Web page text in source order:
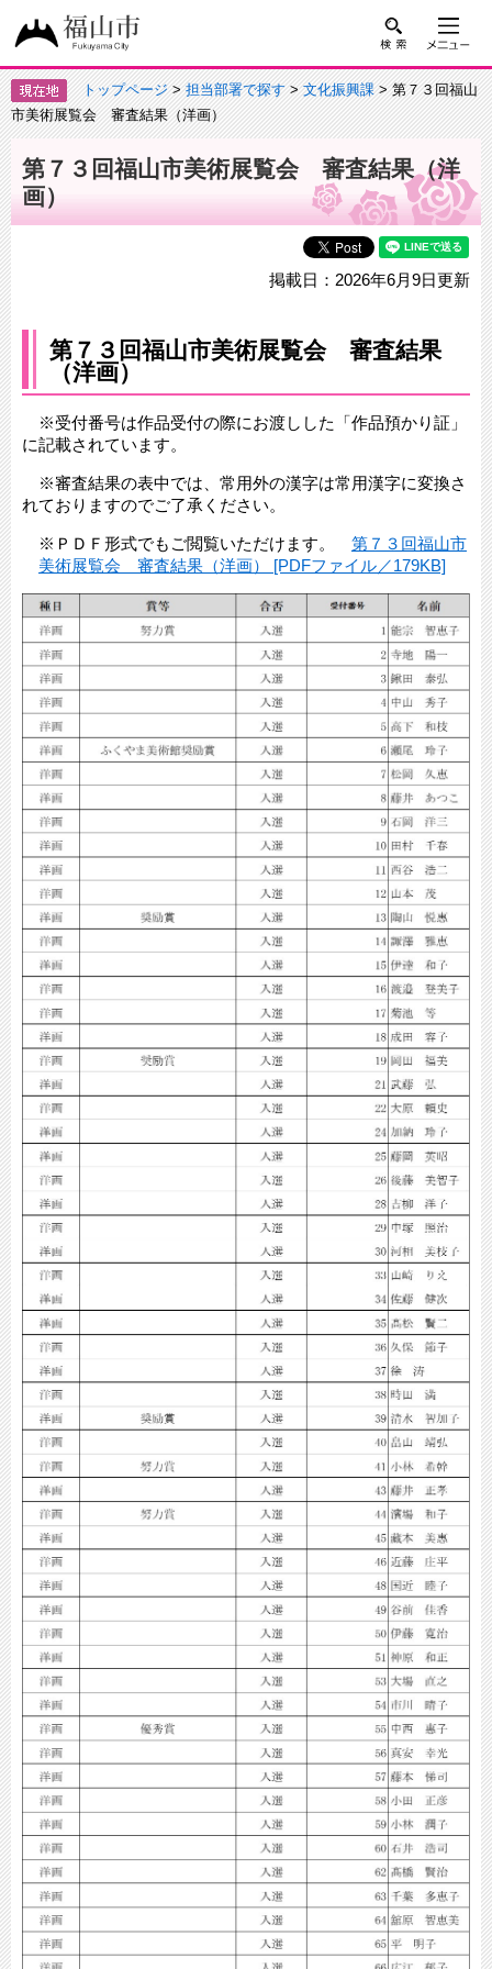
トップページ>担当部署で探す>文化振興課> 第７３回福山
市美術展覧会 審査結果（洋画）
第７３回福山市美術展覧会 審査結果（洋
画）
掲載日：2026年6月9日更新
第７３回福山市美術展覧会 審査結果
（洋画）
​ ※受付番号は作品受付の際にお渡しした「作品預かり証」
に記載されています。
※審査結果の表中では、常用外の漢字は常用漢字に変換さ
れておりますのでご了承ください。
※ＰＤＦ形式でもご閲覧いただけます。 第７３回福山市
美術展覧会 審査結果（洋画） [PDFファイル／179KB]